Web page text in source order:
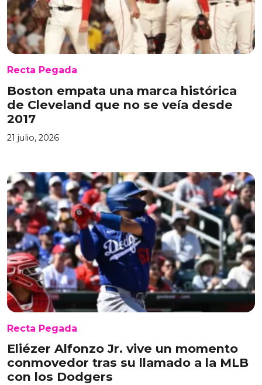
Recta Pegada
Boston empata una marca histórica
de Cleveland que no se veía desde
2017
21 julio, 2026
Recta Pegada
Eliézer Alfonzo Jr. vive un momento
conmovedor tras su llamado a la MLB
con los Dodgers